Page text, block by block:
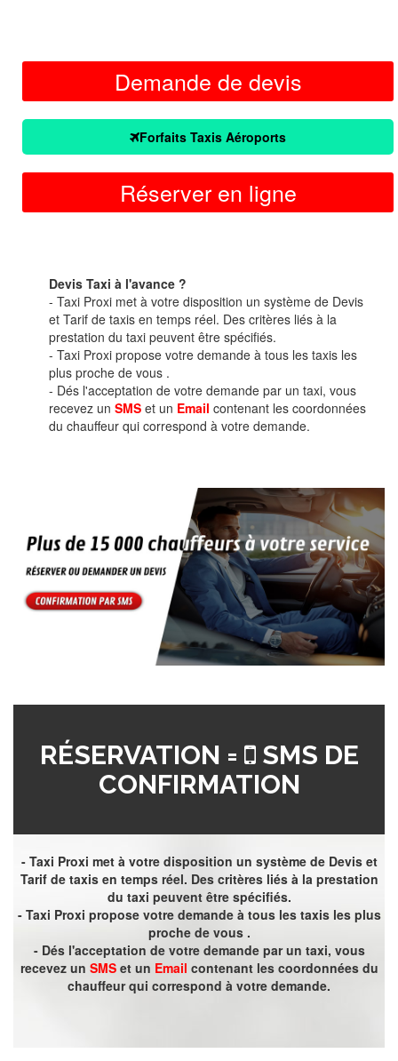
Demande de devis
Forfaits Taxis Aéroports
Réserver en ligne
Devis Taxi à l'avance ?
- Taxi Proxi met à votre disposition un système de Devis
et Tarif de taxis en temps réel. Des critères liés à la
prestation du taxi peuvent être spécifiés.
- Taxi Proxi propose votre demande à tous les taxis les
plus proche de vous .
- Dés l'acceptation de votre demande par un taxi, vous
recevez un SMS et un Email contenant les coordonnées
du chauffeur qui correspond à votre demande.
RÉSERVATION =
SMS DE
CONFIRMATION
- Taxi Proxi met à votre disposition un système de Devis et
Tarif de taxis en temps réel. Des critères liés à la prestation
du taxi peuvent être spécifiés.
- Taxi Proxi propose votre demande à tous les taxis les plus
proche de vous .
- Dés l'acceptation de votre demande par un taxi, vous
recevez un SMSet un Email contenant les coordonnées du
chauffeur qui correspond à votre demande.